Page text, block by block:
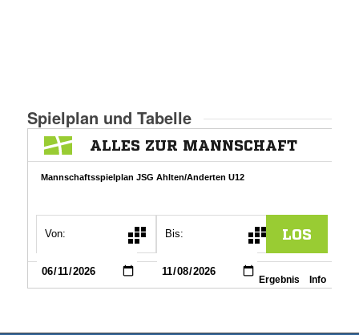
Spielplan und Tabelle